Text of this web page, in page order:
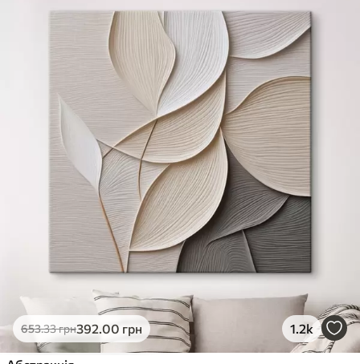
Яскраві, насичені кольори
Стійкість до вицвітання
Безпечне чорнило без запаху
Поверхня з текстурою полотна
Екологічний матеріал
Преміум
363.00
Яскраві, насичені кольори
Стійкість до вицвітання
Безпечне чорнило без запаху
Поверхня з текстурою полотна
Екологічний матеріал
Еко-Преміум
.00грн
653.33грн392.00 грн 1.2k